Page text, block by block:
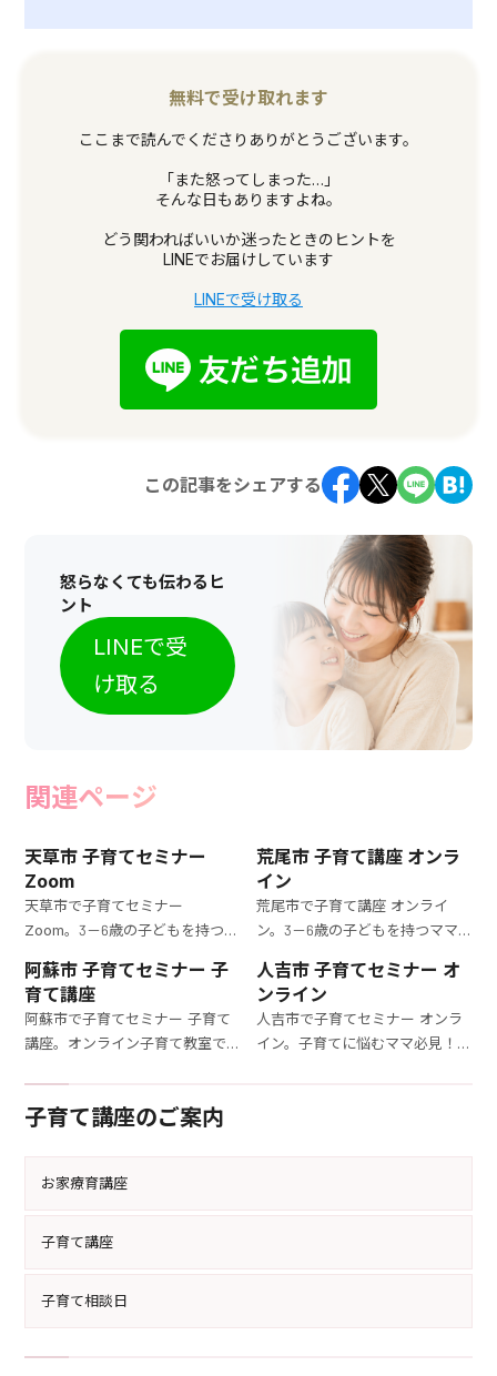
無料で受け取れます
ここまで読んでくださりありがとうございます。
「また怒ってしまった…」
そんな日もありますよね。
どう関わればいいか迷ったときのヒントを
LINEでお届けしています
LINEで受け取る
この記事をシェアする
怒らなくても伝わるヒ
ント
LINEで受
け取る
関連ページ
天草市 子育てセミナー
Zoom
天草市で子育てセミナー
Zoom。3－6歳の子どもを持つマ
の成長を促す育て方や、日常の
子育てのヒントを学べる充実の
内容です。
荒尾市 子育て講座 オンラ
イン
荒尾市で子育て講座 オンライ
ン。3－6歳の子どもを持つママ
成長を促す育て方や、日常の子
育てのヒントを学べる充実の内
容です。
阿蘇市 子育てセミナー 子
育て講座
阿蘇市で子育てセミナー 子育て
講座。オンライン子育て教室で、
バイスで育児がもっと楽になり
人吉市 子育てセミナー オ
ンライン
人吉市で子育てセミナー オンラ
イン。子育てに悩むママ必見！3
子育て講座のご案内
お家療育講座
子育て講座
子育て相談日